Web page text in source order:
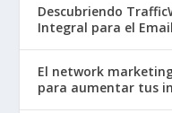
Descubriendo
Integral para el
El network
para aumentar tus